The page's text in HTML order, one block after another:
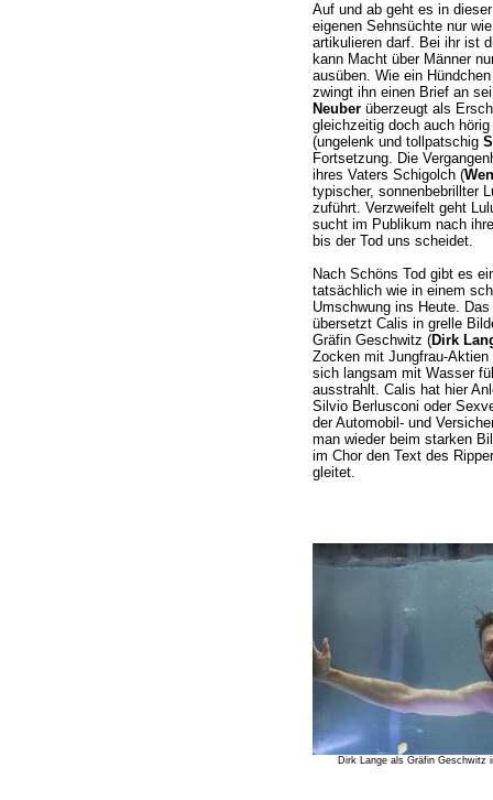
Auf und ab geht es in
eigenen Sehnsüchte nur
artikulieren darf. Bei ihr ist
kann Macht über Männer
ausüben. Wie ein
zwingt ihn einen Brief an
Neuberüberzeugt als
gleichzeitig doch auch
(ungelenk und tollpatschig
Fortsetzung. Die
ihres Vaters Schigolch (
typischer, sonnenbebrillter
zuführt. Verzweifelt geht
sucht im Publikum nach
bis der Tod uns scheidet.
Nach Schöns Tod gibt es
tatsächlich wie in einem
Umschwung ins Heute.
übersetzt Calis in grelle
Gräfin Geschwitz (Dirk
Zocken mit Jungfrau-
sich langsam mit Wasser
ausstrahlt. Calis hat hier
Silvio Berlusconi oder
der Automobil- und
man wieder beim starken
im Chor den Text des
gleitet.
Dirk Lange als Gräfin Geschwitz